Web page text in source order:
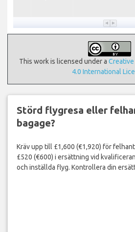
This work is licensed under a
4.0 International
Störd flygresa eller
bagage?
Kräv upp till £1,600 (€1,920) för
£520 (€600) i ersättning vid
och inställda flyg. Kontrollera din